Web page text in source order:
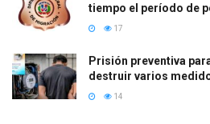
tiempo el período de
17
Prisión preventiva
destruir varios
14